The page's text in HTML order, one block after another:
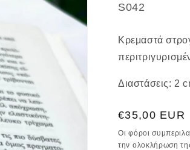
SKU:
S042
Κρεμαστά
Διαστάσεις: 2
Κανονική
τιμή
€35,00 EUR
Οι φόροι
την ολοκλήρωση